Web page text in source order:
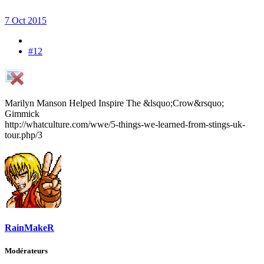
7 Oct 2015
#12
Marilyn Manson Helped Inspire The &lsquo;Crow&rsquo;
Gimmick
http://whatculture.com/wwe/5-things-we-learned-from-stings-uk-
tour.php/3
RainMakeR
Modérateurs